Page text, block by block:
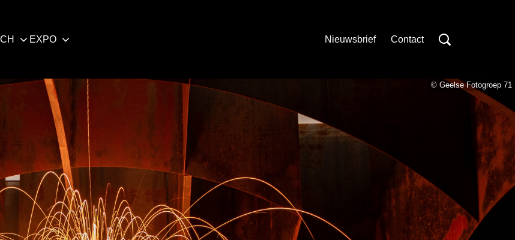
EXPO Nieuwsbrief Contact
© Geelse Fotogroep 71